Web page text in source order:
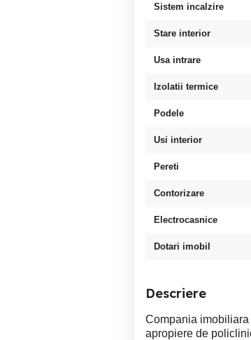
Sistem incalzire
Stare interior
Usa intrare
Izolatii termice
Podele
Usi interior
Pereti
Contorizare
Electrocasnice
Dotari imobil
Descriere
Compania
apropiere de